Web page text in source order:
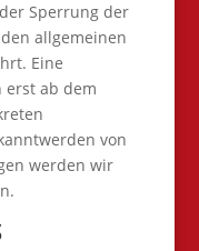
Sperrung der
allgemeinen
Eine
erst ab dem
von
werden wir